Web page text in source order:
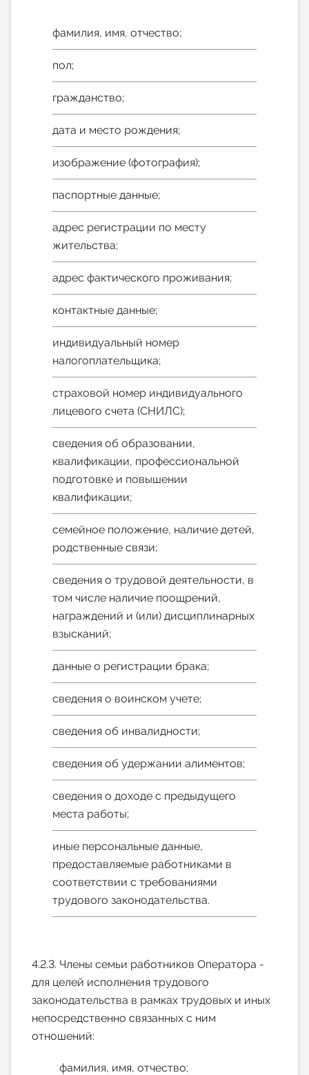
фамилия, имя, отчество;
пол;
гражданство;
дата и место рождения;
изображение (фотография);
паспортные данные;
адрес регистрации по месту
жительства;
адрес фактического проживания;
контактные данные;
индивидуальный номер
налогоплательщика;
страховой номер индивидуального
лицевого счета (СНИЛС);
сведения об образовании,
квалификации, профессиональной
подготовке и повышении
квалификации;
семейное положение, наличие детей,
родственные связи;
сведения о трудовой деятельности, в
том числе наличие поощрений,
награждений и (или) дисциплинарных
взысканий;
данные о регистрации брака;
сведения о воинском учете;
сведения об инвалидности;
сведения об удержании алиментов;
сведения о доходе с предыдущего
места работы;
иные персональные данные,
предоставляемые работниками в
соответствии с требованиями
трудового законодательства.
4.2.3. Члены семьи работников Оператора -
для целей исполнения трудового
законодательства в рамках трудовых и иных
непосредственно связанных с ним
отношений:
фамилия, имя, отчество;